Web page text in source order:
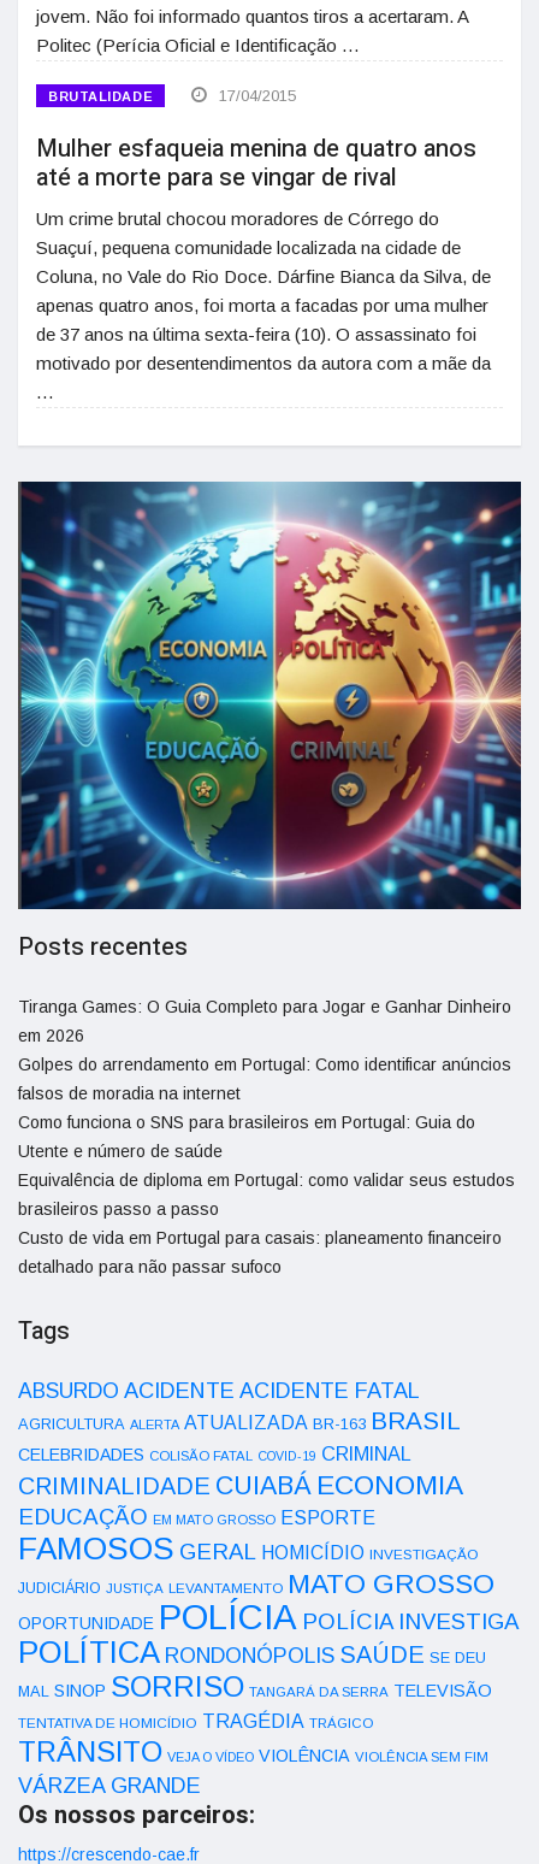
jovem. Não foi informado quantos tiros a acertaram. A
Politec (Perícia Oficial e Identificação …
BRUTALIDADE 17/04/2015
Mulher esfaqueia menina de quatro anos
até a morte para se vingar de rival
Um crime brutal chocou moradores de Córrego do
Suaçuí, pequena comunidade localizada na cidade de
Coluna, no Vale do Rio Doce. Dárfine Bianca da Silva, de
apenas quatro anos, foi morta a facadas por uma mulher
de 37 anos na última sexta-feira (10). O assassinato foi
motivado por desentendimentos da autora com a mãe da
…
Posts recentes
Tiranga Games: O Guia Completo para Jogar e Ganhar Dinheiro
em 2026
Golpes do arrendamento em Portugal: Como identificar anúncios
falsos de moradia na internet
Como funciona o SNS para brasileiros em Portugal: Guia do
Utente e número de saúde
Equivalência de diploma em Portugal: como validar seus estudos
brasileiros passo a passo
Custo de vida em Portugal para casais: planeamento financeiro
detalhado para não passar sufoco
Tags
ABSURDO ACIDENTE ACIDENTE FATAL
AGRICULTURA ALERTA ATUALIZADA BR-163 BRASIL
CELEBRIDADES COLISÃO FATAL COVID-19 CRIMINAL
CRIMINALIDADE CUIABÁ ECONOMIA
EDUCAÇÃO EM MATO GROSSO ESPORTE
FAMOSOS GERAL HOMICÍDIO INVESTIGAÇÃO
JUDICIÁRIO JUSTIÇA LEVANTAMENTO MATO GROSSO
OPORTUNIDADE POLÍCIA POLÍCIA INVESTIGA
POLÍTICA RONDONÓPOLIS SAÚDE SE DEU
MAL SINOP SORRISO TANGARÁ DA SERRA TELEVISÃO
TENTATIVA DE HOMICÍDIO TRAGÉDIA TRÁGICO
TRÂNSITO VEJA O VÍDEO VIOLÊNCIA VIOLÊNCIA SEM FIM
VÁRZEA GRANDE
Os nossos parceiros:
https://crescendo-cae.fr